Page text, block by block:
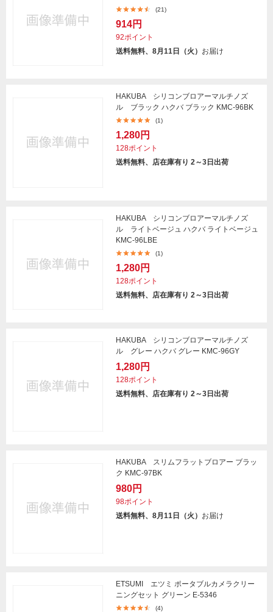
(21)
914円
92ポイント
送料無料、8月11日（火） お届け
HAKUBA シリコンブロアーマルチノズ
ル ブラック ハクバ ブラック KMC-96BK
(1)
1,280円
128ポイント
送料無料、店在庫有り 2～3日出荷
HAKUBA シリコンブロアーマルチノズ
ル ライトベージュ ハクバ ライトベージュ
KMC-96LBE
(1)
1,280円
128ポイント
送料無料、店在庫有り 2～3日出荷
HAKUBA シリコンブロアーマルチノズ
ル グレー ハクバ グレー KMC-96GY
1,280円
128ポイント
送料無料、店在庫有り 2～3日出荷
HAKUBA スリムフラットブロアー ブラッ
ク KMC-97BK
980円
98ポイント
送料無料、8月11日（火） お届け
ETSUMI エツミ ポータブルカメラクリー
ニングセット グリーン E-5346
(4)